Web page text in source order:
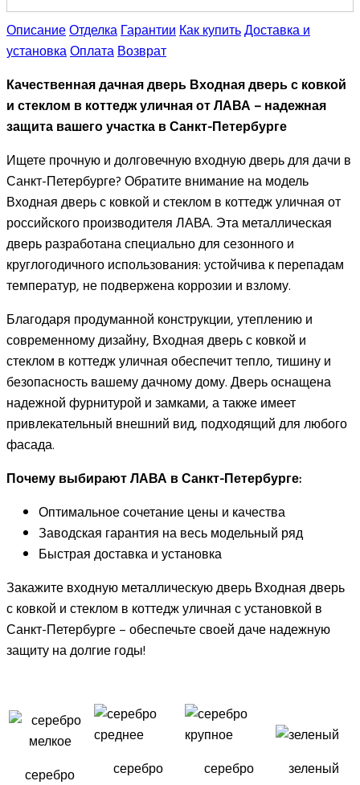
ОписаниеОтделкаГарантииКак купитьДоставка и
установкаОплатаВозврат
Качественная дачная дверь Входная дверь с ковкой
и стеклом в коттедж уличная от ЛАВА – надежная
защита вашего участка в Санкт-Петербурге
Ищете прочную и долговечную входную дверь для дачи в
Санкт-Петербурге? Обратите внимание на модель
Входная дверь с ковкой и стеклом в коттедж уличная от
российского производителя ЛАВА. Эта металлическая
дверь разработана специально для сезонного и
круглогодичного использования: устойчива к перепадам
температур, не подвержена коррозии и взлому.
Благодаря продуманной конструкции, утеплению и
современному дизайну, Входная дверь с ковкой и
стеклом в коттедж уличная обеспечит тепло, тишину и
безопасность вашему дачному дому. Дверь оснащена
надежной фурнитурой и замками, а также имеет
привлекательный внешний вид, подходящий для любого
фасада.
Почему выбирают ЛАВА в Санкт-Петербурге:
Оптимальное сочетание цены и качества
Заводская гарантия на весь модельный ряд
Быстрая доставка и установка
Закажите входную металлическую дверь Входная дверь
с ковкой и стеклом в коттедж уличная с установкой в
Санкт-Петербурге – обеспечьте своей даче надежную
защиту на долгие годы!
серебро
серебро
серебро
зеленый